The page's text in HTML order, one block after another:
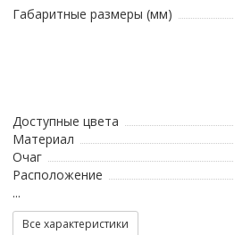
Габаритные размеры (мм)
Доступные цвета
Материал
Очаг
Расположение
...
Все характеристики